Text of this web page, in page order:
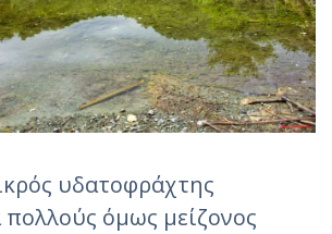
υδατοφράχτης
πολλούς όμως μείζονος